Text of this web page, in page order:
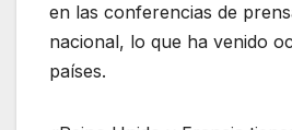
en las conferencias de
nacional, lo que ha venido
países.